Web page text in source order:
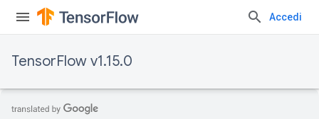
Accedi
TensorFlow v1.15.0